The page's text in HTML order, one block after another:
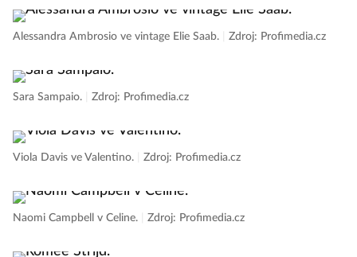
Alessandra Ambrosio ve vintage Elie Saab. Zdroj: Profimedia.cz
Sara Sampaio. Zdroj: Profimedia.cz
Viola Davis ve Valentino. Zdroj: Profimedia.cz
Naomi Campbell v Celine. Zdroj: Profimedia.cz